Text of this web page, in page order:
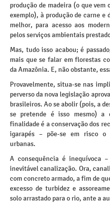
produção de madeira (o que
exemplo), à produção de carne e
melhor, para acesso aos
pelos serviços ambientais
Mas, tudo isso acabou; é
mais que se falar em florestas
da Amazônia. E, não obstante,
Provavelmente, situa-se nas
perverso da nova legislação
brasileiros. Ao se abolir (pois, a
se pretende é isso mesmo)
finalidade é a conservação dos
igarapés – põe-se em risco o
urbanas.
A consequência é inequívoca
inevitável canalização. Ora,
com concreto armado, a fim de
excesso de turbidez e
solo arrastado para o rio, ante a